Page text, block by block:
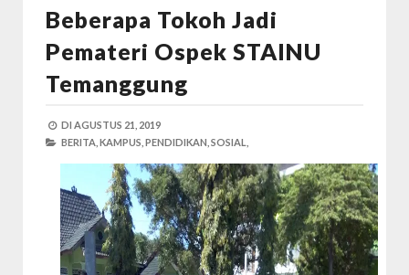
Beberapa Tokoh Jadi
Pemateri Ospek STAINU
Temanggung
DI AGUSTUS 21, 2019
BERITA, KAMPUS, PENDIDIKAN, SOSIAL,